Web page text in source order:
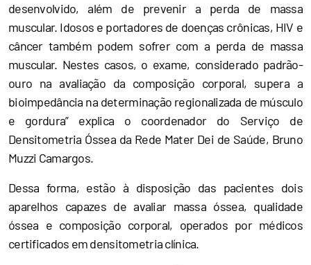
desenvolvido, além de prevenir a perda de massa
muscular. Idosos e portadores de doenças crônicas, HIV e
câncer também podem sofrer com a perda de massa
muscular. Nestes casos, o exame, considerado padrão-
ouro na avaliação da composição corporal, supera a
bioimpedância na determinação regionalizada de músculo
e gordura” explica o coordenador do Serviço de
Densitometria Óssea da Rede Mater Dei de Saúde, Bruno
Muzzi Camargos.
Dessa forma, estão à disposição das pacientes dois
aparelhos capazes de avaliar massa óssea, qualidade
óssea e composição corporal, operados por médicos
certificados em densitometria clínica.